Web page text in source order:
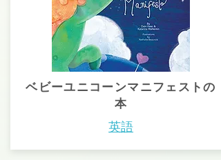
ベビーユニコーンマニフェストの
本
英語